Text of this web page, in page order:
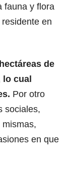
fauna y flora
en
de
lo cual
Por otro
sociales,
en que